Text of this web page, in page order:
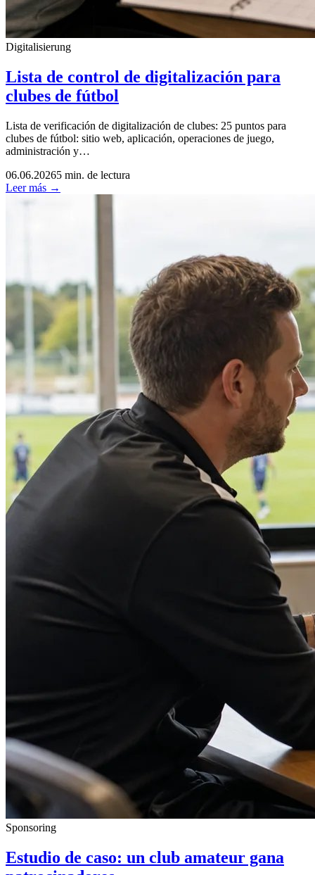
Digitalisierung
Lista de control de digitalización para
clubes de fútbol
Lista de verificación de digitalización de clubes: 25 puntos para
clubes de fútbol: sitio web, aplicación, operaciones de juego,
administración y…
06.06.20265 min. de lectura
Leer más →
Sponsoring
Estudio de caso: un club amateur gana